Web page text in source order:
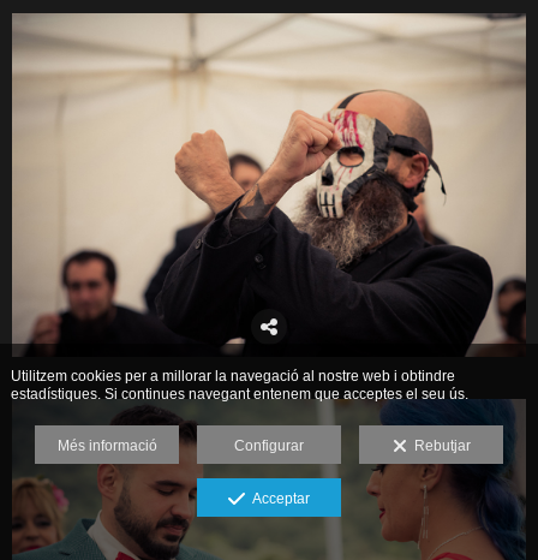
Utilitzem cookies per a millorar la navegació al nostre web i obtindre
estadístiques. Si continues navegant entenem que acceptes el seu ús.
Més informació Configurar Rebutjar
Acceptar